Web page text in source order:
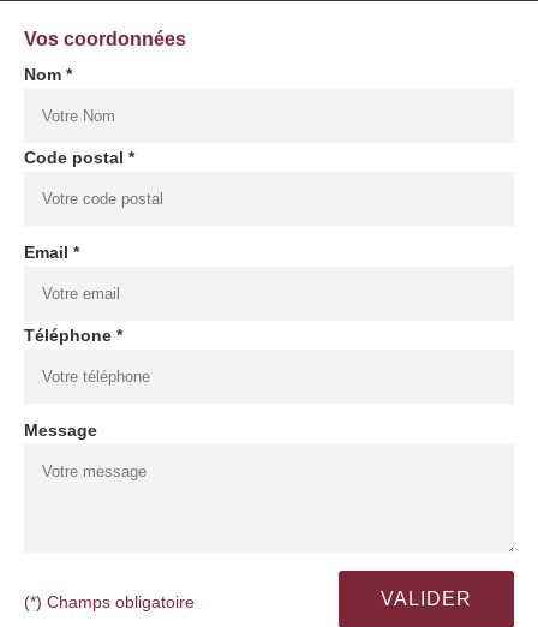
Vos coordonnées
Nom *
Code postal *
Email *
Téléphone *
Message
(*) Champs obligatoire